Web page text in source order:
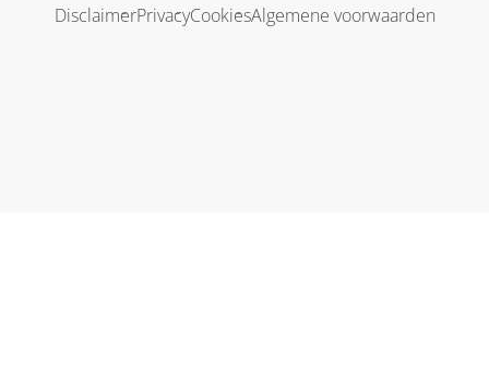
DisclaimerPrivacyCookiesAlgemene voorwaarden